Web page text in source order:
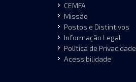
CEMFA
Missão
Postos e Distintivos
Informação Legal
Política de Privacidade
Acessibilidade